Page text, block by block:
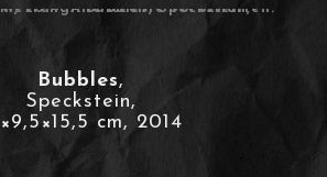
Bubbles,
Speckstein,
cm, 2014